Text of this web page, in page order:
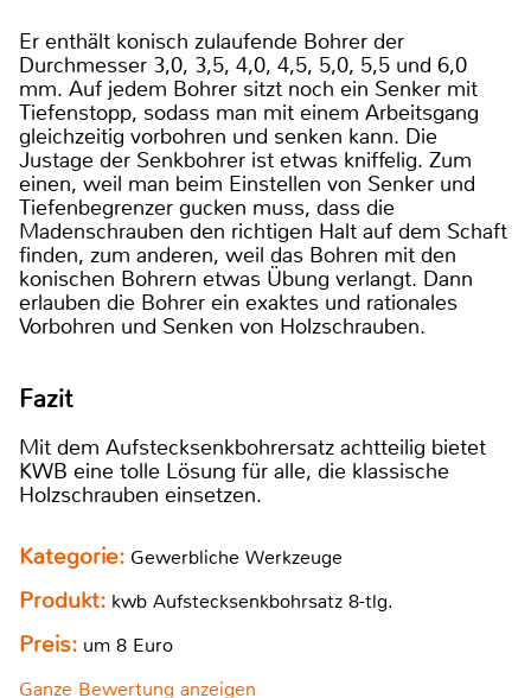
Er enthält konisch zulaufende Bohrer der
Durchmesser 3,0, 3,5, 4,0, 4,5, 5,0, 5,5 und 6,0
mm. Auf jedem Bohrer sitzt noch ein Senker mit
Tiefenstopp, sodass man mit einem Arbeitsgang
gleichzeitig vorbohren und senken kann. Die
Justage der Senkbohrer ist etwas kniffelig. Zum
einen, weil man beim Einstellen von Senker und
Tiefenbegrenzer gucken muss, dass die
Madenschrauben den richtigen Halt auf dem Schaft
finden, zum anderen, weil das Bohren mit den
konischen Bohrern etwas Übung verlangt. Dann
erlauben die Bohrer ein exaktes und rationales
Vorbohren und Senken von Holzschrauben.
Fazit
Mit dem Aufstecksenkbohrersatz achtteilig bietet
KWB eine tolle Lösung für alle, die klassische
Holzschrauben einsetzen.
Kategorie: Gewerbliche Werkzeuge
Produkt: kwb Aufstecksenkbohrsatz 8-tlg.
Preis: um 8 Euro
Ganze Bewertung anzeigen